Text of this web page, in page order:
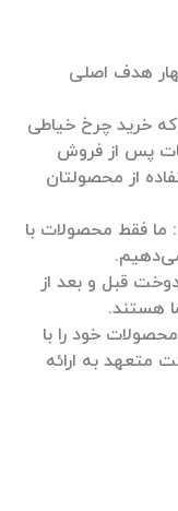
هدف اصلی
خرید چرخ خیاطی
پس از فروش
از محصولتان
: ما فقط محصولات با
قبل و بعد از
خود را با
متعهد به ارائه